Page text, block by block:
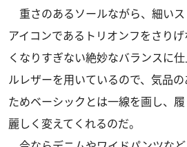
重さのあるソールながら、細い
アイコンであるトリオンフをさり
くなりすぎない絶妙なバランスに
ルレザーを用いているので、気品
ためベーシックとは一線を画し、
麗しく変えてくれるのだ。